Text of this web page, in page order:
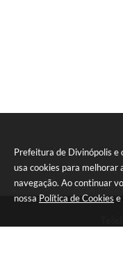
Prefeitura de Divinópolis e
usa cookies para melhorar
navegação. Ao continuar
nossa Política de Cookies e